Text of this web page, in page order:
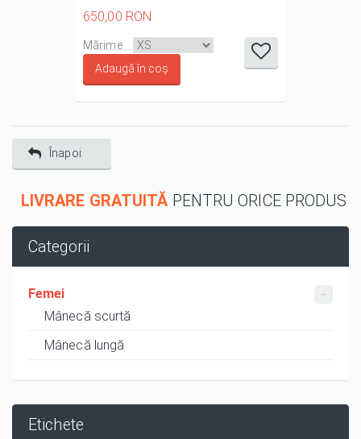
650,00 RON
it
1/5
3/5
it
4/5
it
5/5
Mărime
Înapoi
LIVRARE GRATUITĂ PENTRU ORICE PRODUS
Categorii
Femei
Mânecă scurtă
Mânecă lungă
Etichete